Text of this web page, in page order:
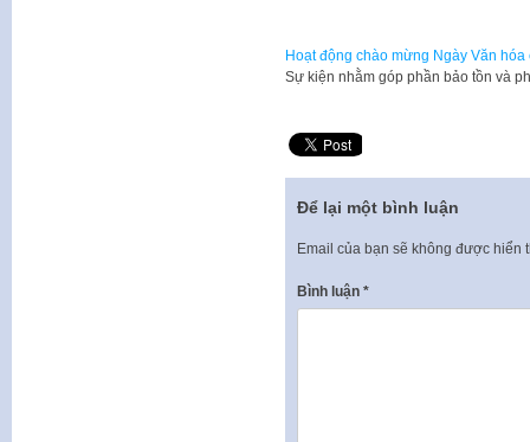
Hoạt động chào mừng Ngày Văn hóa
Sự kiện nhằm góp phần bảo tồn và
Để lại một bình luận
Email của bạn sẽ không được hiển
Bình luận *